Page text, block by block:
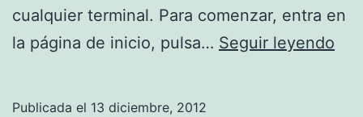
cualquier terminal. Para comenzar, entra en
la página de inicio, pulsa… Seguir leyendo
Publicada el 13 diciembre, 2012